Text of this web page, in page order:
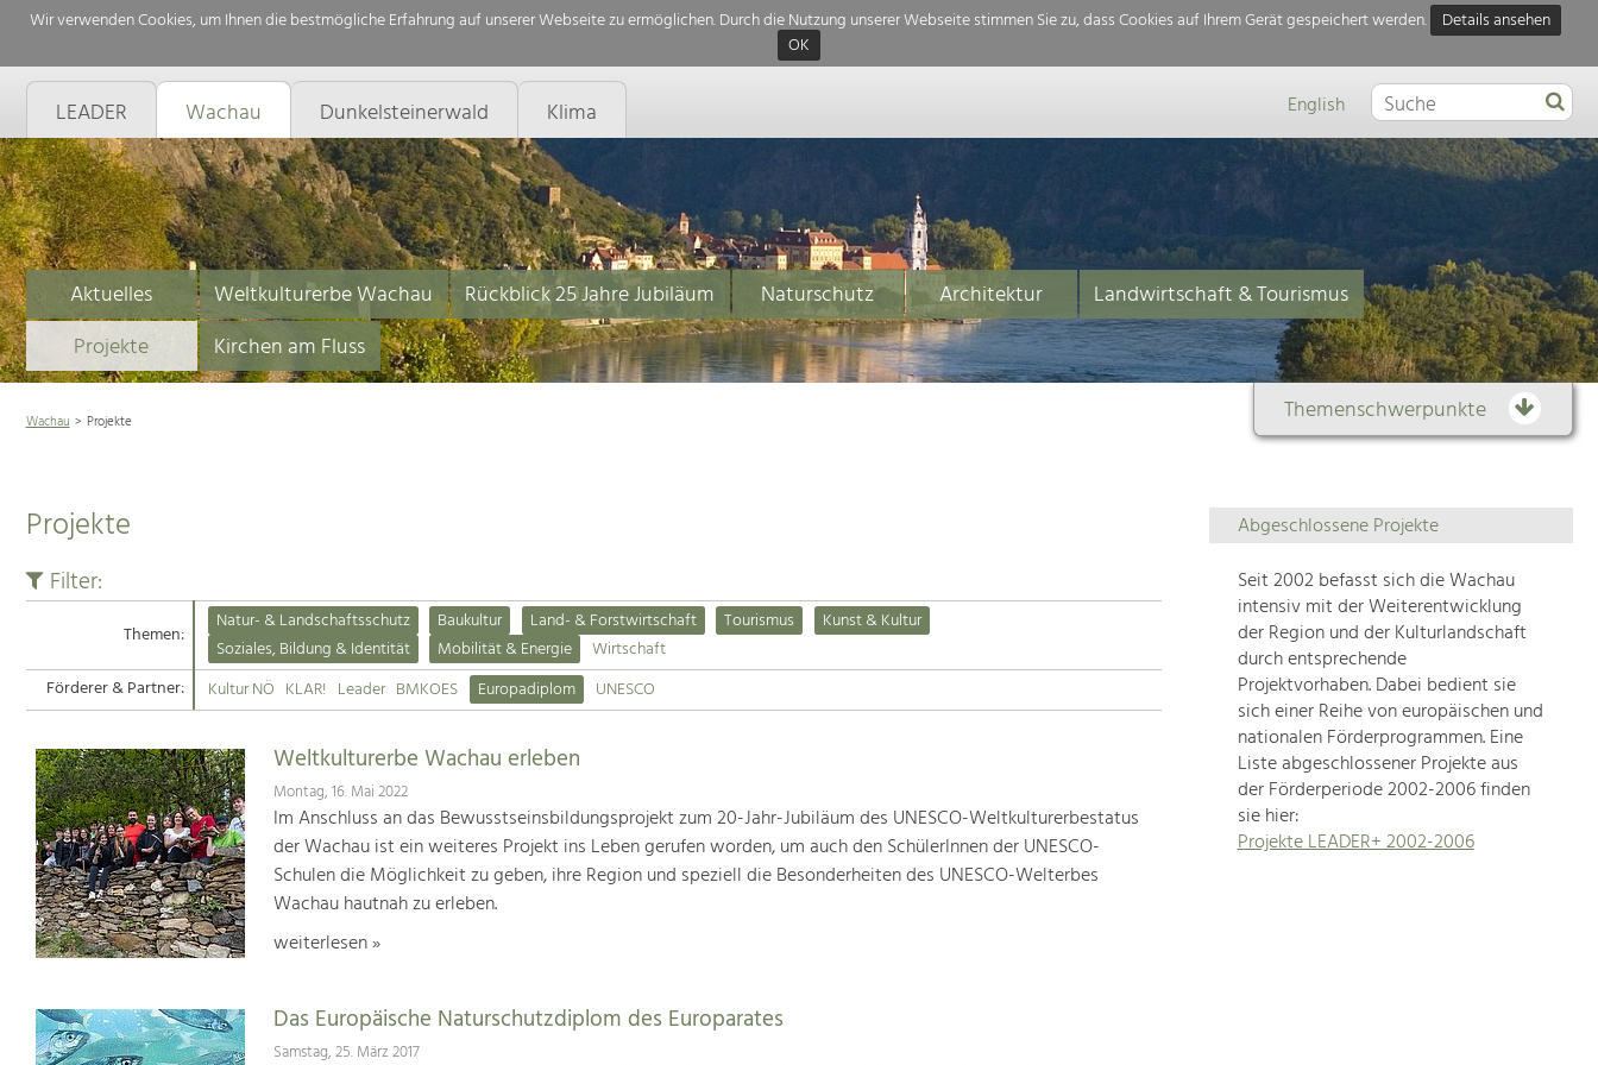
Wir verwenden Cookies, um Ihnen die bestmögliche Erfahrung auf unserer Webseite zu ermöglichen. Durch die Nutzung unserer Webseite stimmen Sie zu, dass Cookies auf Ihrem Gerät gespeichert werden.
Details ansehen
OK
LEADER Wachau Dunkelsteinerwald Klima English
Aktuelles Weltkulturerbe Wachau Rückblick 25 Jahre Jubiläum Naturschutz Architektur
Landwirtschaft & Tourismus
Projekte
Kirchen am Fluss
Themenschwerpunkte
Themenübersicht
Die
Regionalentwicklung
in
unserer
Region
ist
sehr
vielfältig.
Deshalb
geben
wir
hier
Wachau Projekte
Projekte
Filter:
Themen: Natur- & Landschaftsschutz Baukultur Land- & Forstwirtschaft Tourismus
Kunst & Kultur
Soziales, Bildung & Identität
Mobilität & Energie
Wirtschaft
Förderer & Partner:
Kultur NÖ KLAR! Leader BMKOES Europadiplom UNESCO
Weltkulturerbe Wachau erleben
Montag, 16. Mai 2022
Im Anschluss an das Bewusstseinsbildungsprojekt zum 20-Jahr-Jubiläum des UNESCO-Weltkulturerbestatus
der Wachau ist ein weiteres Projekt ins Leben gerufen worden, um auch den SchülerInnen der UNESCO-
Schulen die Möglichkeit zu geben, ihre Region und speziell die Besonderheiten des UNESCO-Welterbes
Wachau hautnah zu erleben.
weiterlesen »
Das Europäische Naturschutzdiplom des Europarates
Samstag, 25. März 2017
Abgeschlossene Projekte
Seit 2002 befasst sich die Wachau
intensiv mit der Weiterentwicklung
der Region und der Kulturlandschaft
durch entsprechende
Projektvorhaben. Dabei bedient sie
sich einer Reihe von europäischen und
nationalen Förderprogrammen. Eine
Liste abgeschlossener Projekte aus
der Förderperiode 2002-2006 finden
sie hier:
Projekte LEADER+ 2002-2006